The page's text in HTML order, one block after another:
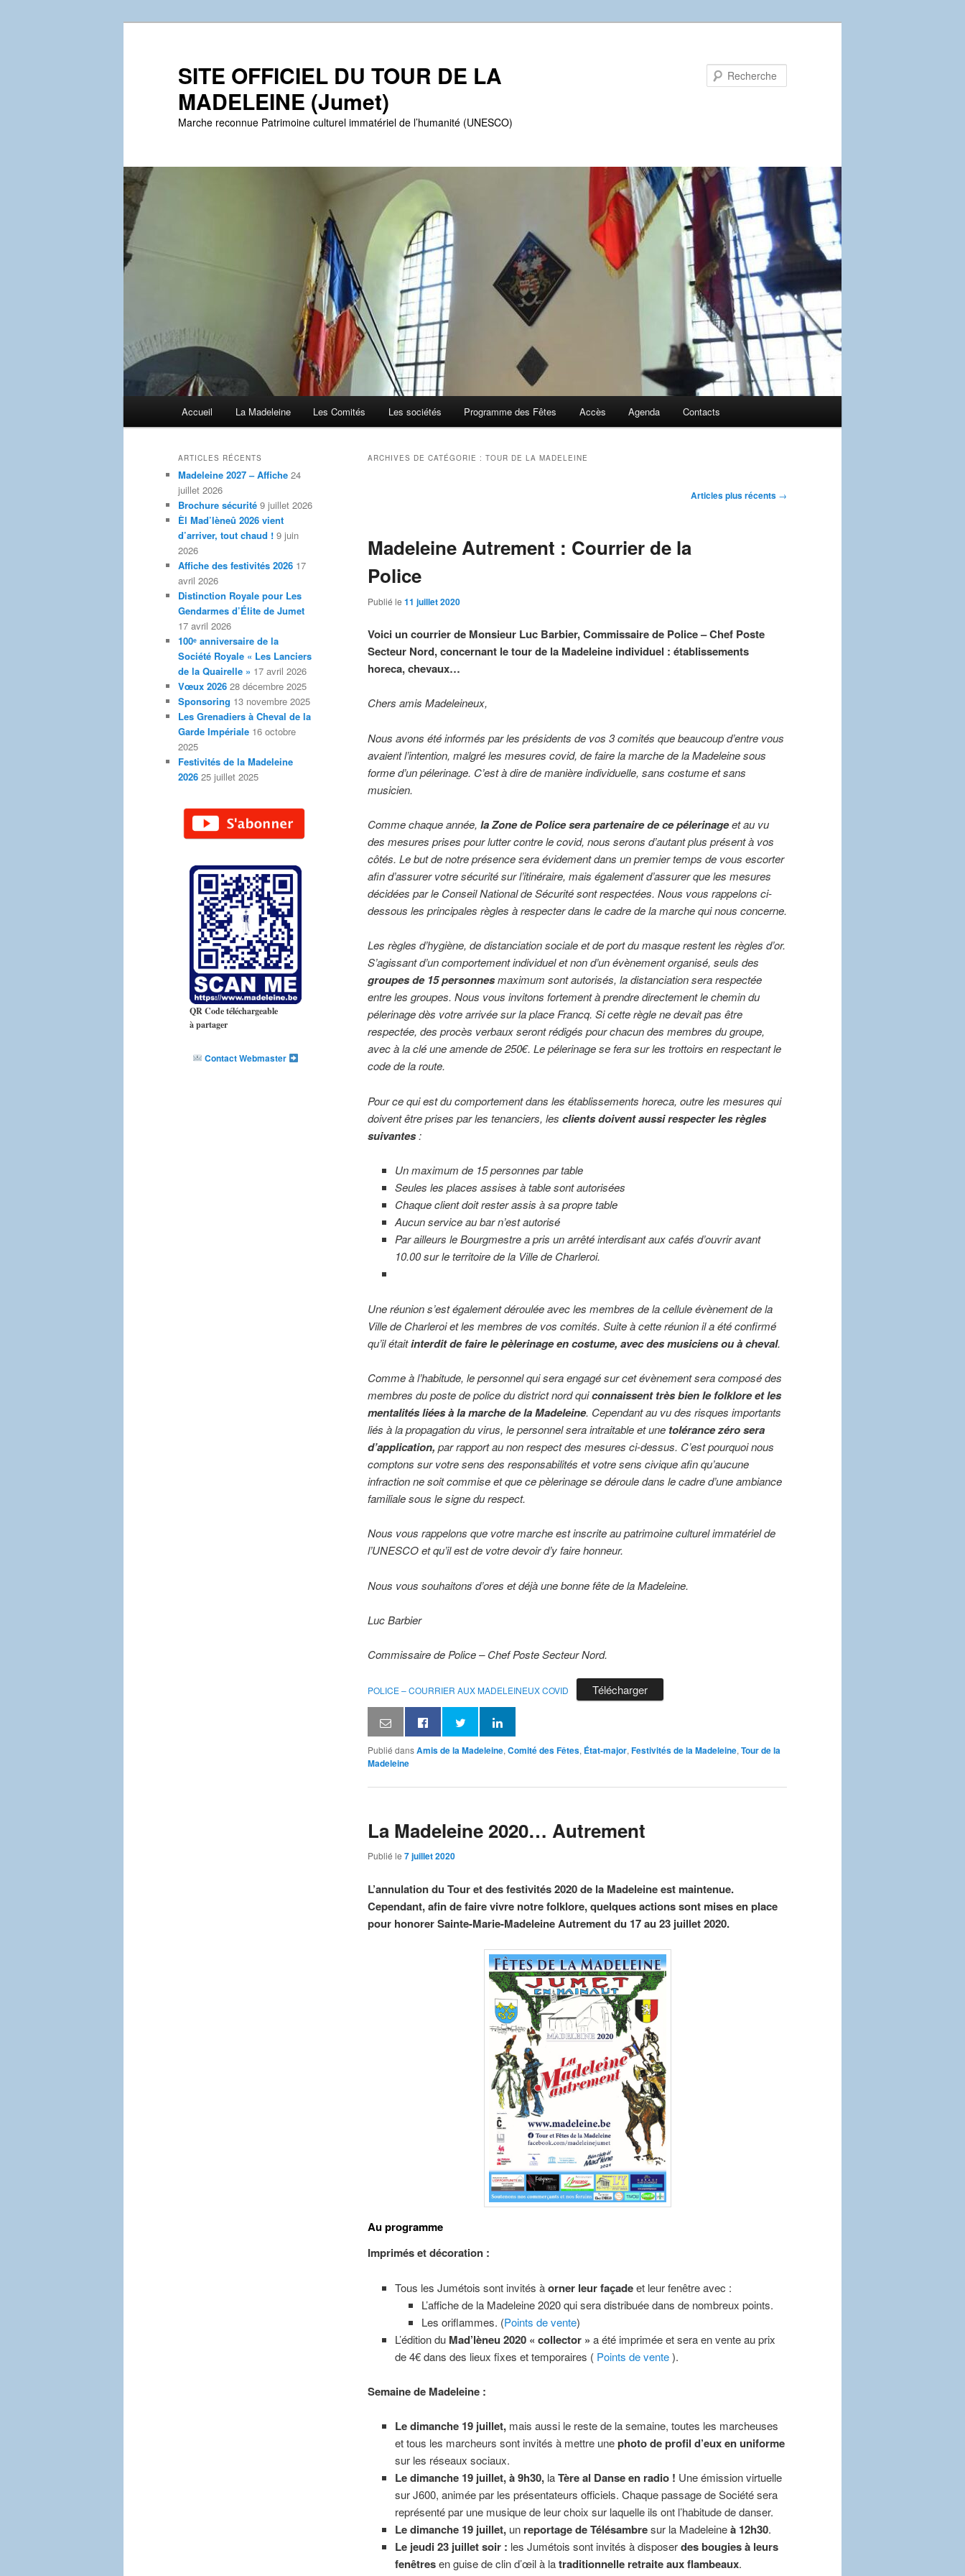
SITE OFFICIEL DU TOUR DE LA
MADELEINE (Jumet)
Marche reconnue Patrimoine culturel immatériel de l’humanité (UNESCO)
Accueil La Madeleine Les Comités Les sociétés Programme des Fêtes Accès Agenda Contacts
ARCHIVES DE CATÉGORIE : TOUR DE LA MADELEINE
Articles plus récents →
Madeleine Autrement : Courrier de la
Police
Publié le 11 juillet 2020
Voici un courrier de Monsieur Luc Barbier, Commissaire de Police – Chef Poste
Secteur Nord, concernant le tour de la Madeleine individuel : établissements
horeca, chevaux…
Chers amis Madeleineux,
Nous avons été informés par les présidents de vos 3 comités que beaucoup d’entre vous
avaient l’intention, malgré les mesures covid, de faire la marche de la Madeleine sous
forme d’un pélerinage. C’est à dire de manière individuelle, sans costume et sans
musicien.
Comme chaque année, la Zone de Police sera partenaire de ce pélerinageet au vu
des mesures prises pour lutter contre le covid, nous serons d’autant plus présent à vos
côtés. Le but de notre présence sera évidement dans un premier temps de vous escorter
afin d’assurer votre sécurité sur l’itinéraire, mais également d’assurer que les mesures
décidées par le Conseil National de Sécurité sont respectées. Nous vous rappelons ci-
dessous les principales règles à respecter dans le cadre de la marche qui nous concerne.
Les règles d’hygiène, de distanciation sociale et de port du masque restent les règles d’or.
S’agissant d’un comportement individuel et non d’un évènement organisé, seuls des
groupes de 15 personnesmaximum sont autorisés, la distanciation sera respectée
entre les groupes. Nous vous invitons fortement à prendre directement le chemin du
pélerinage dès votre arrivée sur la place Francq. Si cette règle ne devait pas être
respectée, des procès verbaux seront rédigés pour chacun des membres du groupe,
avec à la clé une amende de 250€. Le pélerinage se fera sur les trottoirs en respectant le
code de la route.
Pour ce qui est du comportement dans les établissements horeca, outre les mesures qui
doivent être prises par les tenanciers, les clients doivent aussi respecter les règles
suivantes:
Un maximum de 15 personnes par table
Seules les places assises à table sont autorisées
Chaque client doit rester assis à sa propre table
Aucun service au bar n’est autorisé
Par ailleurs le Bourgmestre a pris un arrêté interdisant aux cafés d’ouvrir avant
10.00 sur le territoire de la Ville de Charleroi.
Une réunion s’est également déroulée avec les membres de la cellule évènement de la
Ville de Charleroi et les membres de vos comités. Suite à cette réunion il a été confirmé
qu’il étaitinterdit de faire le pèlerinage en costume, avec des musiciens ou à cheval.
Comme à l’habitude, le personnel qui sera engagé sur cet évènement sera composé des
membres du poste de police du district nord quiconnaissent très bien le folklore et les
mentalités liées à la marche de la Madeleine. Cependant au vu des risques importants
liés à la propagation du virus, le personnel sera intraitable et une tolérance zéro sera
d’application, par rapport au non respect des mesures ci-dessus. C’est pourquoi nous
comptons sur votre sens des responsabilités et votre sens civique afin qu’aucune
infraction ne soit commise et que ce pèlerinage se déroule dans le cadre d’une ambiance
familiale sous le signe du respect.
Nous vous rappelons que votre marche est inscrite au patrimoine culturel immatériel de
l’UNESCO et qu’il est de votre devoir d’y faire honneur.
Nous vous souhaitons d’ores et déjà une bonne fête de la Madeleine.
Luc Barbier
Commissaire de Police – Chef Poste Secteur Nord.
POLICE – COURRIER AUX MADELEINEUX COVID Télécharger
Publié dansAmis de la Madeleine, Comité des Fêtes, État-major, Festivités de la Madeleine, Tour de la
Madeleine
La Madeleine 2020… Autrement
Publié le 7 juillet 2020
L’annulation du Tour et des festivités 2020 de la Madeleine est maintenue.
Cependant, afin de faire vivre notre folklore, quelques actions sont mises en place
pour honorer Sainte-Marie-Madeleine Autrement du 17 au 23 juillet 2020.
Au programme
Imprimés et décoration :
Tous les Jumétois sont invités àorner leur façadeet leur fenêtre avec :
L’affiche de la Madeleine 2020 qui sera distribuée dans de nombreux points.
Les oriflammes. (Points de vente)
L’édition du Mad’lèneu 2020 « collector » a été imprimée et sera en vente au prix
de 4€ dans des lieux fixes et temporaires ( Points de vente).
Semaine de Madeleine :
Le dimanche 19 juillet, mais aussi le reste de la semaine, toutes les marcheuses
et tous les marcheurs sont invités à mettre unephoto de profil d’eux en uniforme
sur les réseaux sociaux.
Le dimanche 19 juillet, à 9h30, laTère al Danse en radio ! Une émission virtuelle
sur J600, animée par les présentateurs officiels. Chaque passage de Société sera
représenté par une musique de leur choix sur laquelle ils ont l’habitude de danser.
Le dimanche 19 juillet, un reportage de Télésambresur la Madeleineà 12h30.
Le jeudi 23 juillet soir : les Jumétois sont invités à disposerdes bougies à leurs
fenêtresen guise de clin d’œil à latraditionnelle retraite aux flambeaux.
ARTICLES RÉCENTS
Madeleine 2027 – Affiche 24
juillet 2026
Brochure sécurité 9 juillet 2026
Èl Mad’lèneû 2026 vient
d’arriver, tout chaud ! 9 juin
2026
Affiche des festivités 2026 17
avril 2026
Distinction Royale pour Les
Gendarmes d’Élite de Jumet
17 avril 2026
100ᵉ anniversaire de la
Société Royale « Les Lanciers
de la Quairelle » 17 avril 2026
Vœux 2026 28 décembre 2025
Sponsoring 13 novembre 2025
Les Grenadiers à Cheval de la
Garde Impériale 16 octobre
2025
Festivités de la Madeleine
2026 25 juillet 2025
QR Code téléchargeable
à partager
Contact Webmaster